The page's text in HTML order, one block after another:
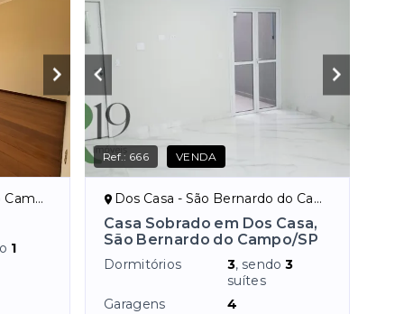
SP
1
Ref.: 666 VENDA
Dos Casa - São Bernardo do Campo/SP
Casa Sobrado em Dos Casa,
São Bernardo do Campo/SP
Dormitórios 3, sendo3
suítes
Garagens
4